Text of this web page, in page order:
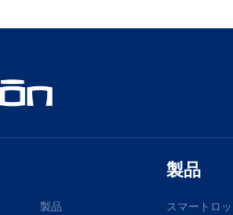
製品
製品
スマートロ